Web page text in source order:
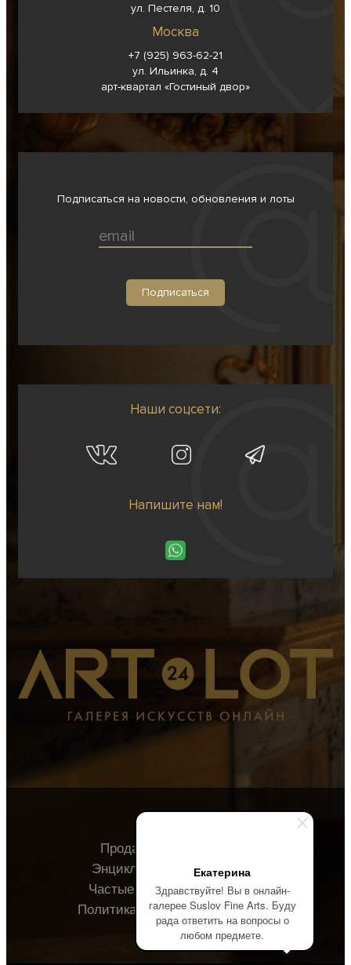
Екатерина
Здравствуйте! Вы в онлайн-
галерее Suslov Fine Arts. Буду
рада ответить на вопросы о
любом предмете.
ул. Пестеля, д. 10
Москва
+7 (925) 963-62-21
ул. Ильинка, д. 4
арт-квартал «Гостиный двор»
Подписаться на новости, обновления и лоты
Наши соцсети:
Напишите нам!
Продавцу
Энциклопедия
О галерее
Частые вопросы
Контакты
Политика конфиденциальности